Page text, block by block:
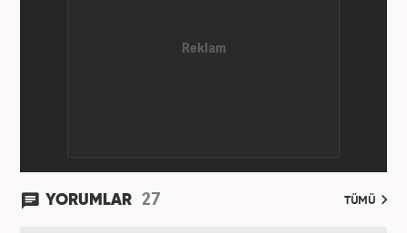
YORUMLAR 27 TÜMÜ